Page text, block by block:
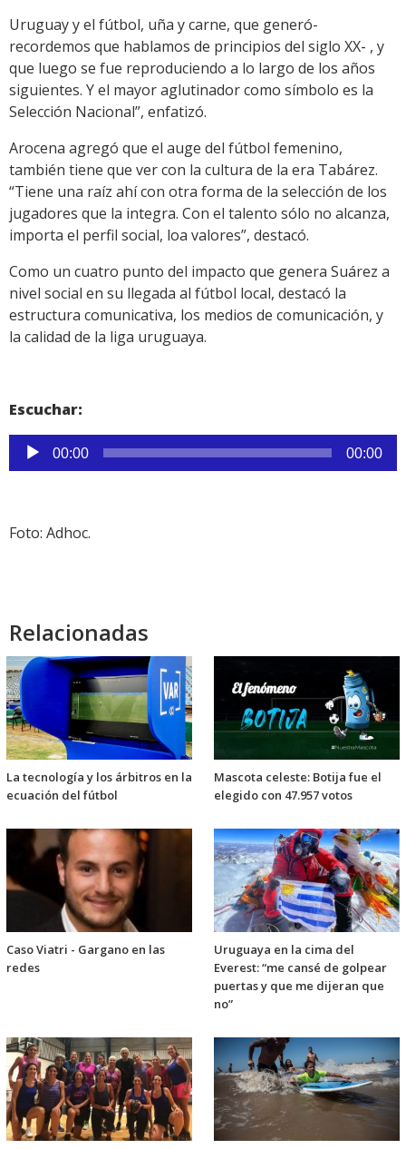
Uruguay y el fútbol, uña y carne, que generó-
recordemos que hablamos de principios del siglo XX- , y
que luego se fue reproduciendo a lo largo de los años
siguientes. Y el mayor aglutinador como símbolo es la
Selección Nacional”, enfatizó.
Arocena agregó que el auge del fútbol femenino,
también tiene que ver con la cultura de la era Tabárez.
“Tiene una raíz ahí con otra forma de la selección de los
jugadores que la integra. Con el talento sólo no alcanza,
importa el perfil social, loa valores”, destacó.
Como un cuatro punto del impacto que genera Suárez a
nivel social en su llegada al fútbol local, destacó la
estructura comunicativa, los medios de comunicación, y
la calidad de la liga uruguaya.
Escuchar:
Reproductor
de
00:00 00:00
Foto: Adhoc.
Relacionadas
La tecnología y los árbitros en la
ecuación del fútbol
Mascota celeste: Botija fue el
elegido con 47.957 votos
Caso Viatri - Gargano en las
redes
Uruguaya en la cima del
Everest: “me cansé de golpear
puertas y que me dijeran que
no”